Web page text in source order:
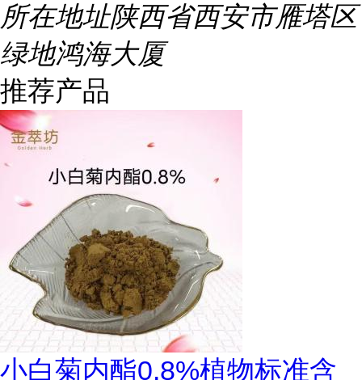
所在地址陕西省西安市雁塔区
绿地鸿海大厦
推荐产品
小白菊内酯0.8%植物标准含